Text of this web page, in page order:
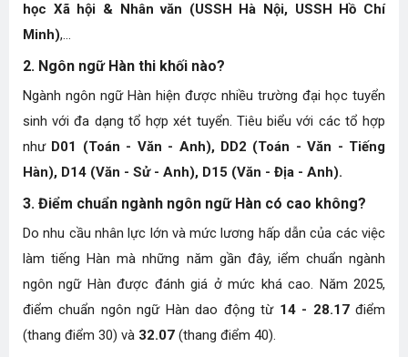
học Xã hội & Nhân văn (USSH Hà Nội, USSH Hồ Chí
Minh),...
2. Ngôn ngữ Hàn thi khối nào?
Ngành ngôn ngữ Hàn hiện được nhiều trường đại học tuyển
sinh với đa dạng tổ hợp xét tuyển. Tiêu biểu với các tổ hợp
như D01 (Toán - Văn - Anh), DD2 (Toán - Văn - Tiếng
Hàn), D14 (Văn - Sử - Anh), D15 (Văn - Địa - Anh).
3. Điểm chuẩn ngành ngôn ngữ Hàn có cao không?
Do nhu cầu nhân lực lớn và mức lương hấp dẫn của các việc
làm tiếng Hàn mà những năm gần đây, iểm chuẩn ngành
ngôn ngữ Hàn được đánh giá ở mức khá cao. Năm 2025,
điểm chuẩn ngôn ngữ Hàn dao động từ14 - 28.17điểm
(thang điểm 30) và 32.07 (thang điểm 40).